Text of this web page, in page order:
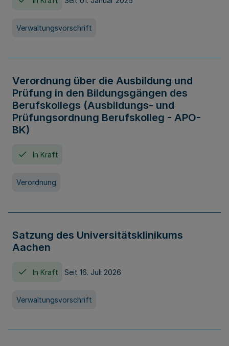
Verwaltungsvorschrift
Verordnung über die Ausbildung und
Prüfung in den Bildungsgängen des
Berufskollegs (Ausbildungs- und
Prüfungsordnung Berufskolleg - APO-
BK)
In Kraft
Verordnung
Satzung des Universitätsklinikums
Aachen
In Kraft Seit 16. Juli 2026
Verwaltungsvorschrift